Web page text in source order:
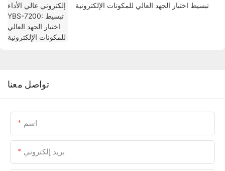
تبسيط اختبار الجهد العالي للمكونات الإلكترونية
تواصل معنا
اسم
بريد إلكتروني